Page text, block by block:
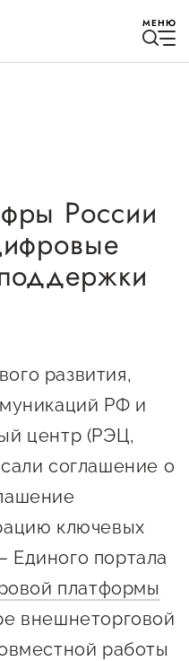
МЕНЮ
России
развития,
РФ и
центр (РЭЦ,
соглашение о
ключевых
портала
платформы
внешнеторговой
работы